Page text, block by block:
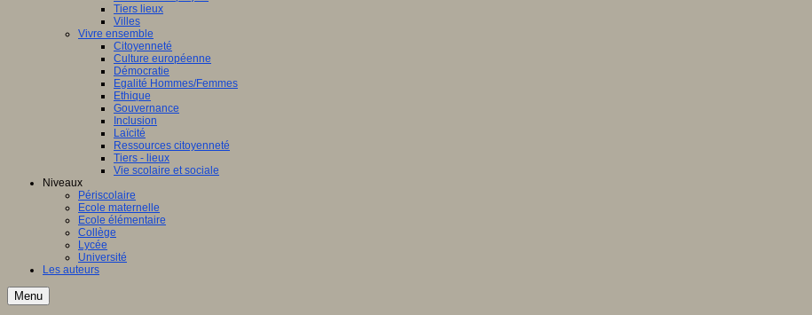
Tiers lieux
Villes
Vivre ensemble
Citoyenneté
Culture européenne
Démocratie
Egalité Hommes/Femmes
Ethique
Gouvernance
Inclusion
Laïcité
Ressources citoyenneté
Tiers - lieux
Vie scolaire et sociale
Niveaux
Périscolaire
Ecole maternelle
Ecole élémentaire
Collège
Lycée
Université
Les auteurs
Menu